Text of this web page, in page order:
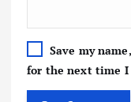
Save my
for the next time I